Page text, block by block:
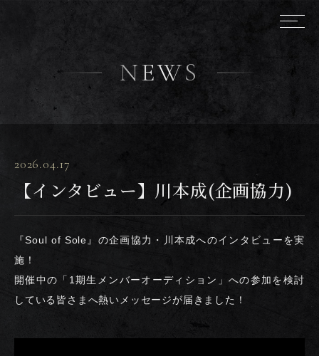
NEWS
2026.04.17
【インタビュー】川本成(企画協力)
『Soul of Sole』の企画協力・川本成へのインタビューを実
施！
開催中の「1期生メンバーオーディション」への参加を検討
している皆さまへ熱いメッセージが届きました！